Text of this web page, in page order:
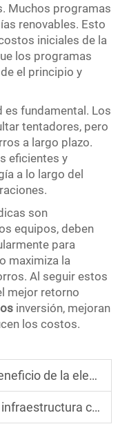
Muchos programas
renovables. Esto
iniciales de la
los programas
el principio y
es fundamental. Los
tentadores, pero
a largo plazo.
eficientes y
a lo largo del
son
equipos, deben
para
maximiza la
Al seguir estos
mejor retorno
inversión, mejoran
los costos.
solar híbrida para empresas
soluciones solares híbridas